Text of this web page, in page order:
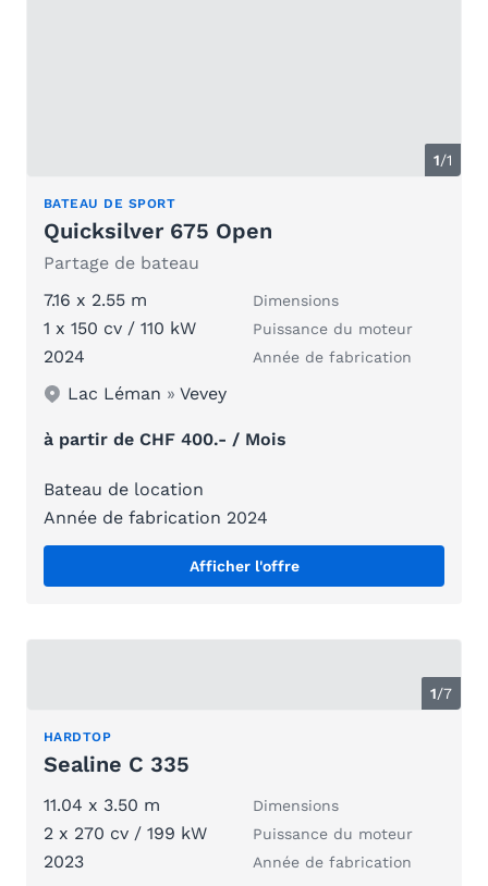
1/1
BATEAU DE SPORT
Quicksilver 675 Open
Partage de bateau
7.16 x 2.55 m
Dimensions
1 x 150 cv / 110 kW Puissance du moteur
2024 Année de fabrication
Lac Léman »Vevey
à partir de CHF 400.- / Mois
Bateau de location
Année de fabrication 2024
Afficher l'offre
1/7
HARDTOP
Sealine C 335
11.04 x 3.50 m Dimensions
2 x 270 cv / 199 kW Puissance du moteur
2023 Année de fabrication